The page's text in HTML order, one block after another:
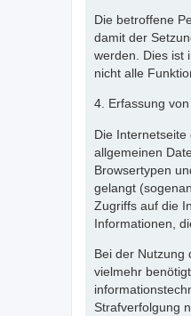
Die betroffene
damit der
werden. Dies ist
nicht alle
4. Erfassung
Die
allgemeinen
Browsertypen
gelangt
Zugriffs auf die
Informationen,
Bei der Nutzung
vielmehr
Strafverfolgung